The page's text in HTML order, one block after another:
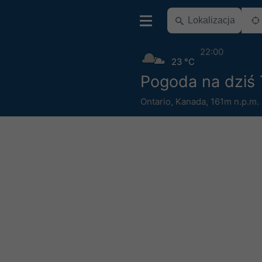
Pogoda na dziś
Ontario, Kanada, 161m n.p.m.
23 °C
22:00